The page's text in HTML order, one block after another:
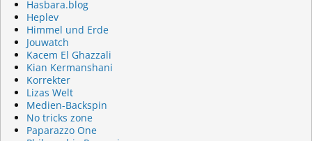
Hasbara.blog
Heplev
Himmel und Erde
Jouwatch
Kacem El Ghazzali
Kian Kermanshani
Korrekter
Lizas Welt
Medien-Backspin
No tricks zone
Paparazzo One